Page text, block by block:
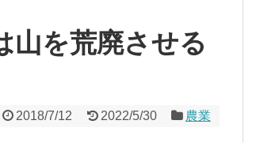
山を荒廃させる
2018/7/12 2022/5/30 農業